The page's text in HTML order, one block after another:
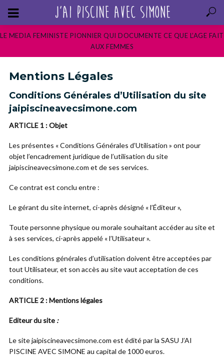
LE MEDIA FEMINISTE PIONNIER QUI DOCUMENTE CE QUE L’AGE FAIT
AUX FEMMES
Mentions Légales
Conditions Générales d’Utilisation du site
jaipiscineavecsimone.com
ARTICLE 1 : Objet
Les présentes « Conditions Générales d’Utilisation » ont pour
objet l’encadrement juridique de l’utilisation du site
jaipiscineavecsimone.com et de ses services.
Ce contrat est conclu entre :
Le gérant du site internet, ci-après désigné « l’Éditeur »,
Toute personne physique ou morale souhaitant accéder au site et
à ses services, ci-après appelé « l’Utilisateur ».
Les conditions générales d’utilisation doivent être acceptées par
tout Utilisateur, et son accès au site vaut acceptation de ces
conditions.
ARTICLE 2 : Mentions légales
Editeur du site :
Le site jaipiscineavecsimone.com est édité par la SASU J’AI
PISCINE AVEC SIMONE au capital de 1000 euros.